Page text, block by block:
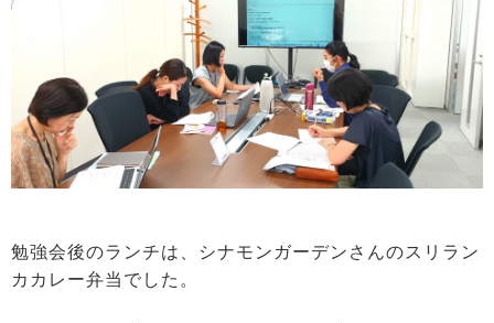
勉強会後のランチは、シナモンガーデンさんのスリラン
カカレー弁当でした。